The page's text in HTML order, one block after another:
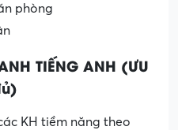
phòng
TIẾNG ANH (ƯU
KH tiềm năng theo